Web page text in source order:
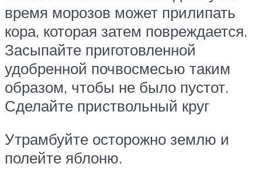
время морозов может прилипать
кора, которая затем повреждается.
Засыпайте приготовленной
удобренной почвосмесью таким
образом, чтобы не было пустот.
Сделайте приствольный круг
Утрамбуйте осторожно землю и
полейте яблоню.